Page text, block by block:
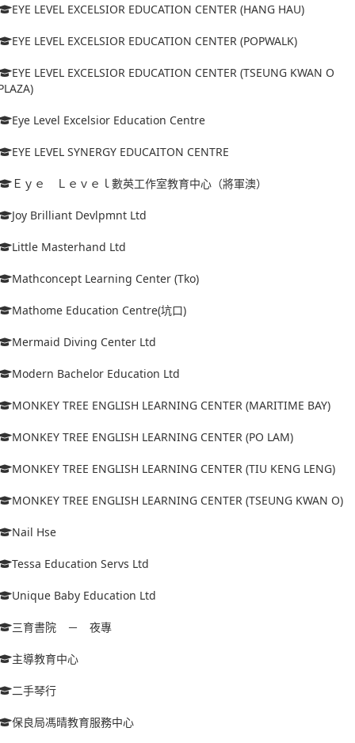
EYE LEVEL EXCELSIOR EDUCATION CENTER (HANG HAU)
EYE LEVEL EXCELSIOR EDUCATION CENTER (POPWALK)
EYE LEVEL EXCELSIOR EDUCATION CENTER (TSEUNG KWAN O
Eye Level Excelsior Education Centre
EYE LEVEL SYNERGY EDUCAITON CENTRE
Ｅｙｅ Ｌｅｖｅｌ數英工作室教育中心（將軍澳）
Joy Brilliant Devlpmnt Ltd
Little Masterhand Ltd
Mathconcept Learning Center (Tko)
Mathome Education Centre(坑口)
Mermaid Diving Center Ltd
Modern Bachelor Education Ltd
MONKEY TREE ENGLISH LEARNING CENTER (MARITIME BAY)
MONKEY TREE ENGLISH LEARNING CENTER (PO LAM)
MONKEY TREE ENGLISH LEARNING CENTER (TIU KENG LENG)
MONKEY TREE ENGLISH LEARNING CENTER (TSEUNG KWAN O)
Nail Hse
Tessa Education Servs Ltd
Unique Baby Education Ltd
三育書院 － 夜專
主導教育中心
二手琴行
保良局馮晴教育服務中心